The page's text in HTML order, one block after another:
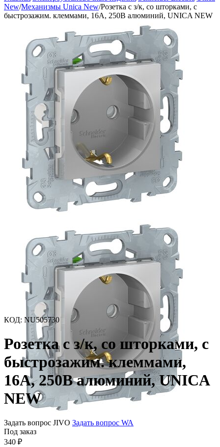
New/Механизмы Unica New/Розетка с з/к, со шторками, с
быстрозажим. клеммами, 16А, 250В алюминий, UNICA NEW
КОД: NU505730
Розетка с з/к, со шторками, с
быстрозажим. клеммами,
16А, 250В алюминий, UNICA
NEW
Задать вопрос JIVO Задать вопрос WA
Под заказ
340 ₽